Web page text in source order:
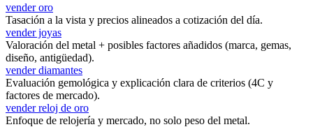
vender oro
Tasación a la vista y precios alineados a cotización del día.
vender joyas
Valoración del metal + posibles factores añadidos (marca, gemas,
diseño, antigüedad).
vender diamantes
Evaluación gemológica y explicación clara de criterios (4C y
factores de mercado).
vender reloj de oro
Enfoque de relojería y mercado, no solo peso del metal.